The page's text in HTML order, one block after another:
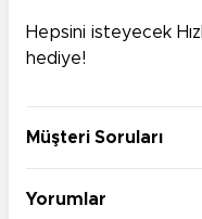
Hepsini isteyecek
hediye!
Müşteri Soruları
Yorumlar